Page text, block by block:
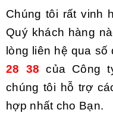
Chúng tôi rất vinh
Quý khách hàng
lòng liên hệ qua số
28 38 của Công
chúng tôi hỗ trợ
hợp nhất cho Bạn.